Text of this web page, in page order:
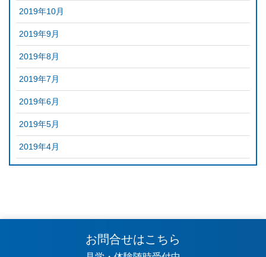
2019年10月
2019年9月
2019年8月
2019年7月
2019年6月
2019年5月
2019年4月
お問合せはこちら